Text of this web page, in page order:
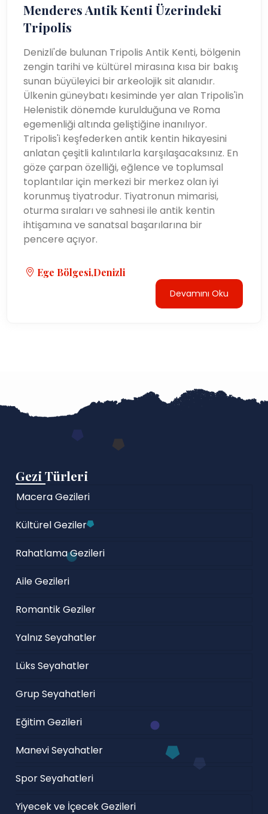
Menderes Antik Kenti Üzerindeki
Tripolis
Denizli'de bulunan Tripolis Antik Kenti, bölgenin
zengin tarihi ve kültürel mirasına kısa bir bakış
sunan büyüleyici bir arkeolojik sit alanıdır.
Ülkenin güneybatı kesiminde yer alan Tripolis'in
Helenistik dönemde kurulduğuna ve Roma
egemenliği altında geliştiğine inanılıyor.
Tripolis'i keşfederken antik kentin hikayesini
anlatan çeşitli kalıntılarla karşılaşacaksınız. En
göze çarpan özelliği, eğlence ve toplumsal
toplantılar için merkezi bir merkez olan iyi
korunmuş tiyatrodur. Tiyatronun mimarisi,
oturma sıraları ve sahnesi ile antik kentin
ihtişamına ve sanatsal başarılarına bir
pencere açıyor.
Ege Bölgesi,Denizli
Devamını Oku
Gezi Türleri
Macera Gezileri
Kültürel Geziler
Rahatlama Gezileri
Aile Gezileri
Romantik Geziler
Yalnız Seyahatler
Lüks Seyahatler
Grup Seyahatleri
Eğitim Gezileri
Manevi Seyahatler
Spor Seyahatleri
Yiyecek ve İçecek Gezileri